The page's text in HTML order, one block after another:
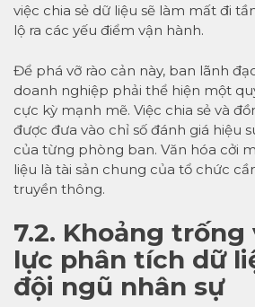
việc chia sẻ dữ liệu sẽ làm mất đi
lộ ra các yếu điểm vận hành.
Để phá vỡ rào cản này, ban lãnh
doanh nghiệp phải thể hiện một
cực kỳ mạnh mẽ. Việc chia sẻ và
được đưa vào chỉ số đánh giá hiệu
của từng phòng ban. Văn hóa cởi
liệu là tài sản chung của tổ chức
truyền thông.
7.2. Khoảng trống
lực phân tích dữ
đội ngũ nhân sự